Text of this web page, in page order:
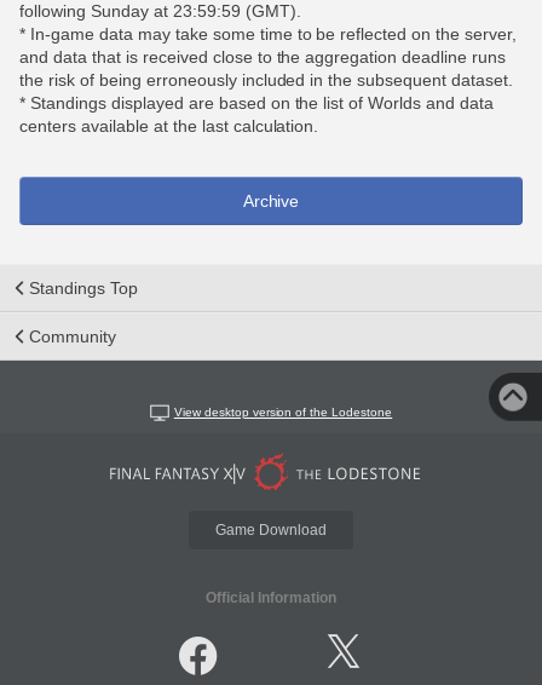
following Sunday at 23:59:59 (GMT).
* In-game data may take some time to be reflected on the server,
and data that is received close to the aggregation deadline runs
the risk of being erroneously included in the subsequent dataset.
* Standings displayed are based on the list of Worlds and data
centers available at the last calculation.
Archive
Standings Top
Community
View desktop version of the Lodestone
Game Download
Official Information